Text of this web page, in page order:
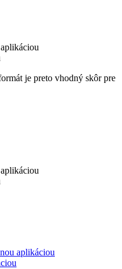
je preto vhodný skôr pre
aplikáciou